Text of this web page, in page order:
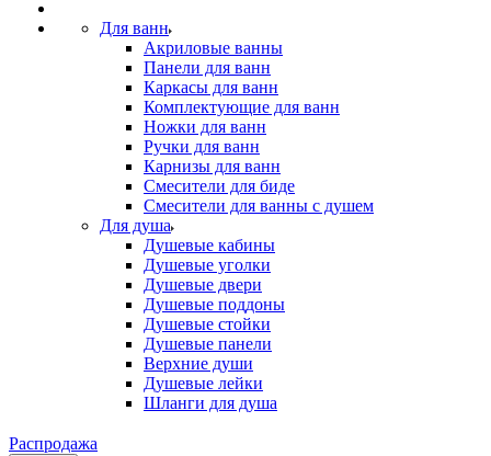
Для ванн
Акриловые ванны
Панели для ванн
Каркасы для ванн
Комплектующие для ванн
Ножки для ванн
Ручки для ванн
Карнизы для ванн
Смесители для биде
Смесители для ванны с душем
Для душа
Душевые кабины
Душевые уголки
Душевые двери
Душевые поддоны
Душевые стойки
Душевые панели
Верхние души
Душевые лейки
Шланги для душа
Распродажа